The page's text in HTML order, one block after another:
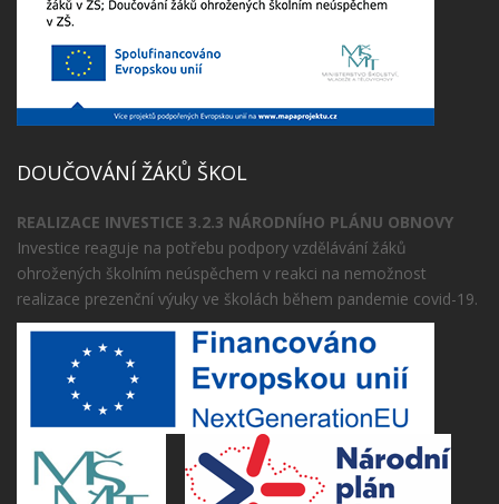
DOUČOVÁNÍ ŽÁKŮ ŠKOL
REALIZACE INVESTICE 3.2.3 NÁRODNÍHO PLÁNU OBNOVY
Investice reaguje na potřebu podpory vzdělávání žáků
ohrožených školním neúspěchem v reakci na nemožnost
realizace prezenční výuky ve školách během pandemie covid-19.